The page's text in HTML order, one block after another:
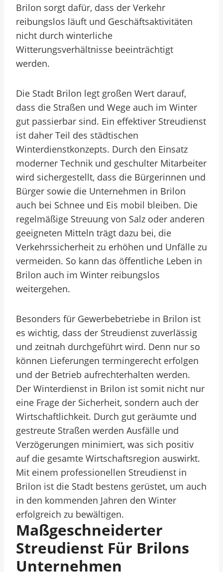
Brilon sorgt dafür, dass der Verkehr
reibungslos läuft und Geschäftsaktivitäten
nicht durch winterliche
Witterungsverhältnisse beeinträchtigt
werden.
Die Stadt Brilon legt großen Wert darauf,
dass die Straßen und Wege auch im Winter
gut passierbar sind. Ein effektiver Streudienst
ist daher Teil des städtischen
Winterdienstkonzepts. Durch den Einsatz
moderner Technik und geschulter Mitarbeiter
wird sichergestellt, dass die Bürgerinnen und
Bürger sowie die Unternehmen in Brilon
auch bei Schnee und Eis mobil bleiben. Die
regelmäßige Streuung von Salz oder anderen
geeigneten Mitteln trägt dazu bei, die
Verkehrssicherheit zu erhöhen und Unfälle zu
vermeiden. So kann das öffentliche Leben in
Brilon auch im Winter reibungslos
weitergehen.
Besonders für Gewerbebetriebe in Brilon ist
es wichtig, dass der Streudienst zuverlässig
und zeitnah durchgeführt wird. Denn nur so
können Lieferungen termingerecht erfolgen
und der Betrieb aufrechterhalten werden.
Der Winterdienst in Brilon ist somit nicht nur
eine Frage der Sicherheit, sondern auch der
Wirtschaftlichkeit. Durch gut geräumte und
gestreute Straßen werden Ausfälle und
Verzögerungen minimiert, was sich positiv
auf die gesamte Wirtschaftsregion auswirkt.
Mit einem professionellen Streudienst in
Brilon ist die Stadt bestens gerüstet, um auch
in den kommenden Jahren den Winter
erfolgreich zu bewältigen.
Maßgeschneiderter
Streudienst Für Brilons
Unternehmen